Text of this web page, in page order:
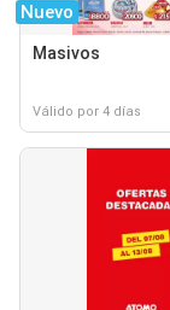
Nuevo
Masivos
Válido por 4 días